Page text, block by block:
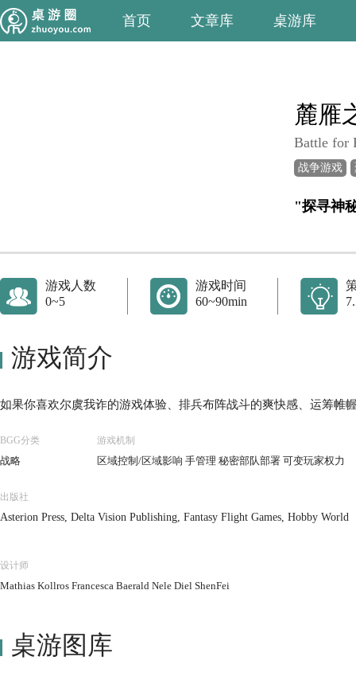
首页 文章库 桌游库
麓雁
Battle for
战争游戏
"探寻神
游戏人数
0~5
游戏时间
60~90min
游戏简介
如果你喜欢尔虞我诈的游戏体验、排兵布阵战斗的爽快感、运筹帷
BGG分类
战略
游戏机制
区域控制/区域影响 手管理 秘密部队部署 可变玩家权力
出版社
Asterion Press, Delta Vision Publishing, Fantasy Flight Games, Hobby World
设计师
Mathias Kollros Francesca Baerald Nele Diel ShenFei
桌游图库